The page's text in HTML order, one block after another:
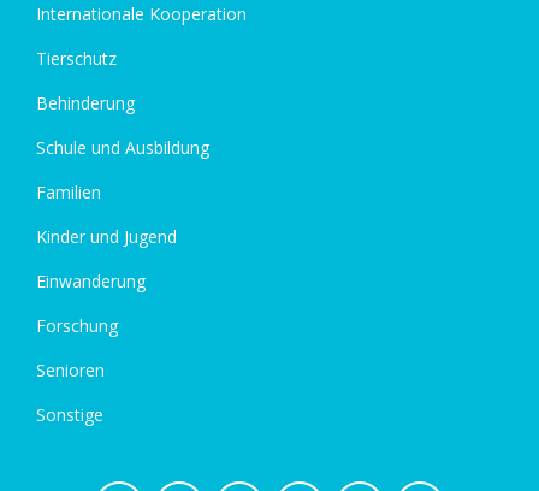
Internationale Kooperation
Tierschutz
Behinderung
Schule und Ausbildung
Familien
Kinder und Jugend
Einwanderung
Forschung
Senioren
Sonstige